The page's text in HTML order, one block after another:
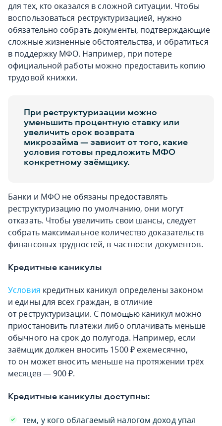
для тех, кто оказался в сложной ситуации. Чтобы
воспользоваться реструктуризацией, нужно
обязательно собрать документы, подтверждающие
сложные жизненные обстоятельства, и обратиться
в поддержку МФО. Например, при потере
официальной работы можно предоставить копию
трудовой книжки.
При реструктуризации можно
уменьшить процентную ставку или
увеличить срок возврата
микрозайма — зависит от того, какие
условия готовы предложить МФО
конкретному заёмщику.
Банки и МФО не обязаны предоставлять
реструктуризацию по умолчанию, они могут
отказать. Чтобы увеличить свои шансы, следует
собрать максимальное количество доказательств
финансовых трудностей, в частности документов.
Кредитные каникулы
Условия кредитных каникул определены законом
и едины для всех граждан, в отличие
от реструктуризации. С помощью каникул можно
приостановить платежи либо оплачивать меньше
обычного на срок до полугода. Например, если
заёмщик должен вносить 1500 ₽ ежемесячно,
то он может вносить меньше на протяжении трёх
месяцев — 900 ₽.
Кредитные каникулы доступны:
тем, у кого облагаемый налогом доход упал